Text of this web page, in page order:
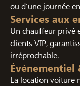
ou d’une journée
Services aux
Un chauffeur privé
clients VIP,
irréprochable.
La location voiture